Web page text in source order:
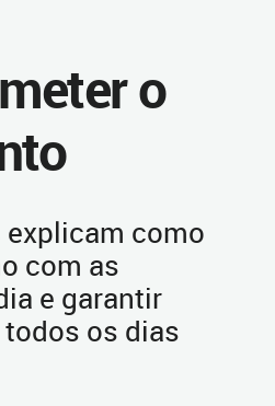
o
como
com as
e garantir
os dias